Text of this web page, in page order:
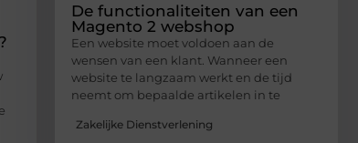
De functionaliteiten van een
Magento 2 webshop
Een website moet voldoen aan de
wensen van een klant. Wanneer een
website te langzaam werkt en de tijd
neemt om bepaalde artikelen in te
Zakelijke Dienstverlening